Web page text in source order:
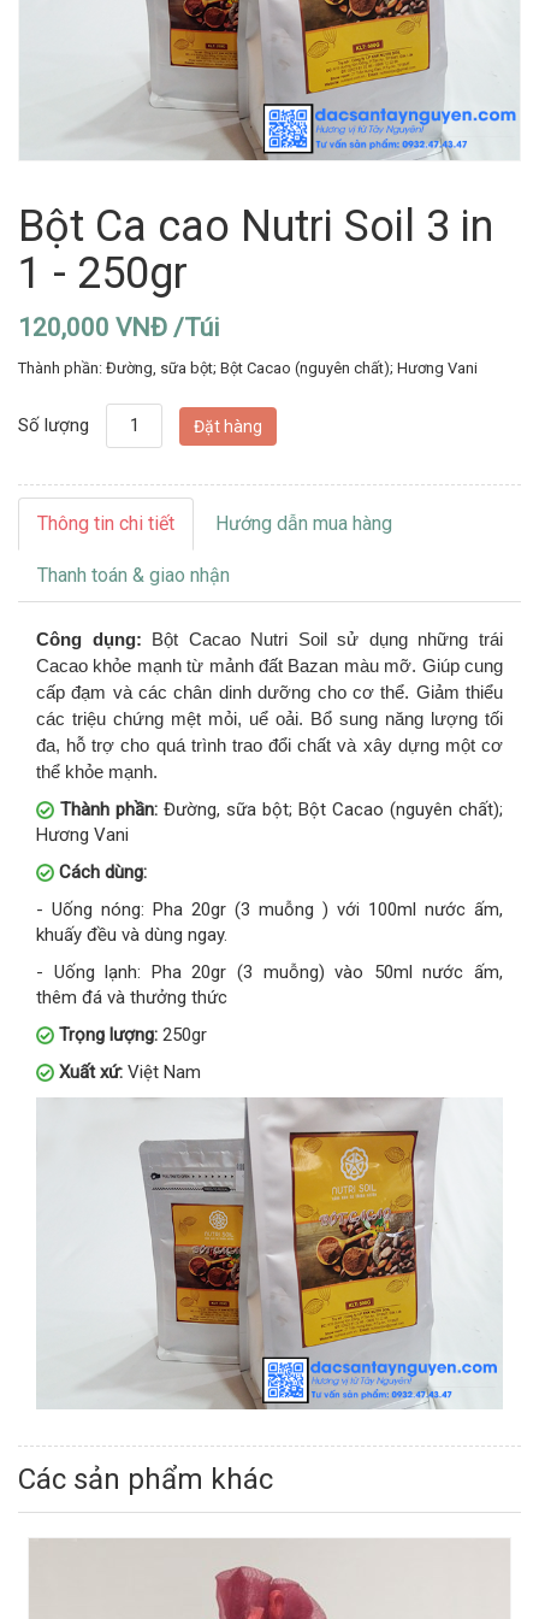
Bột Ca cao Nutri Soil 3 in
1 - 250gr
120,000 VNĐ /Túi
Thành phần: Đường, sữa bột; Bột Cacao (nguyên chất); Hương Vani
Số lượng
Thông tin chi tiết Hướng dẫn mua hàng
Thanh toán & giao nhận
Công dụng: Bột Cacao Nutri Soil sử dụng những trái
Cacao khỏe mạnh từ mảnh đất Bazan màu mỡ. Giúp cung
cấp đạm và các chân dinh dưỡng cho cơ thể. Giảm thiểu
các triệu chứng mệt mỏi, uể oải. Bổ sung năng lượng tối
đa, hỗ trợ cho quá trình trao đổi chất và xây dựng một cơ
thể khỏe mạnh.
Thành phần: Đường, sữa bột; Bột Cacao (nguyên chất);
Hương Vani
Cách dùng:
- Uống nóng: Pha 20gr (3 muỗng ) với 100ml nước ấm,
khuấy đều và dùng ngay.
- Uống lạnh: Pha 20gr (3 muỗng) vào 50ml nước ấm,
thêm đá và thưởng thức
Trọng lượng: 250gr
Xuất xứ: Việt Nam
Các sản phẩm khác